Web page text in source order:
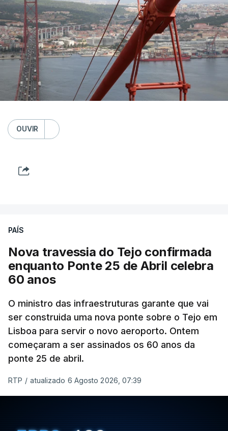
OUVIR
PAÍS
Nova travessia do Tejo confirmada
enquanto Ponte 25 de Abril celebra
60 anos
O ministro das infraestruturas garante que vai
ser construida uma nova ponte sobre o Tejo em
Lisboa para servir o novo aeroporto. Ontem
começaram a ser assinados os 60 anos da
ponte 25 de abril.
RTP / atualizado 6 Agosto 2026, 07:39